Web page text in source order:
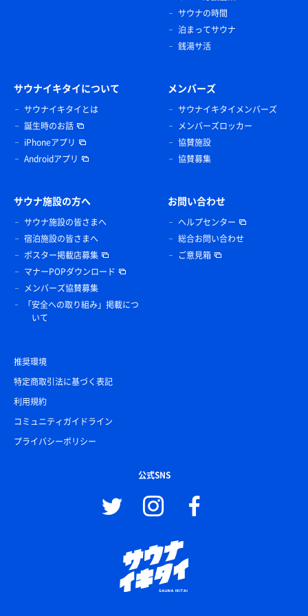
サウナの時間
泊まってサウナ
銭湯サ活
サウナイキタイについて
サウナイキタイとは
誕生時のお話
iPhoneアプリ
Androidアプリ
メンバーズ
サウナイキタイメンバーズ
メンバーズロッカー
協賛施設
協賛募集
サウナ施設の方へ
サウナ施設の皆さまへ
宿泊施設の皆さまへ
ポスター掲載店募集
マナーPOPダウンロード
メンバーズ協賛募集
「安全への取り組み」掲載につ
いて
お問い合わせ
ヘルプセンター
総合お問い合わせ
ご意見箱
推奨環境
特定商取引法に基づく表記
利用規約
コミュニティガイドライン
プライバシーポリシー
公式SNS